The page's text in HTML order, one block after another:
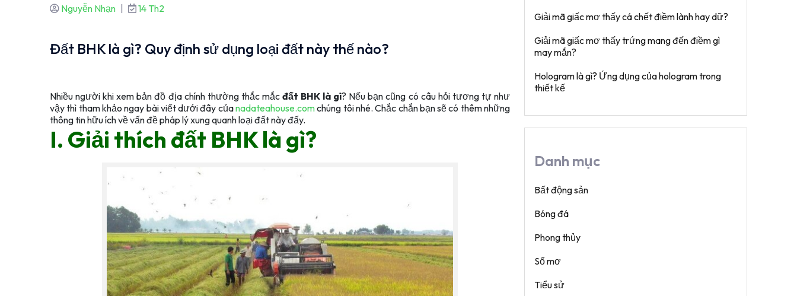
Nguyễn Nhạn 14 Th2
Đất BHK là gì? Quy định sử dụng loại đất này thế nào?
Nhiều người khi xem bản đồ địa chính thường thắc mắc đất BHK là gì? Nếu bạn cũng có câu hỏi tương tự như
vậy thì tham khảo ngay bài viết dưới đây củanadateahouse.comchúng tôi nhé. Chắc chắn bạn sẽ có thêm những
thông tin hữu ích về vấn đề pháp lý xung quanh loại đất này đấy.
I. Giải thích đất BHK là gì?
Giải mã giấc mơ thấy cá chết điềm lành hay dữ?
Giải mã giấc mơ thấy trứng mang đến điềm gì
may mắn?
Hologram là gì? Ứng dụng của hologram trong
thiết kế
Danh mục
Bất động sản
Bóng đá
Phong thủy
Sổ mơ
Tiểu sử